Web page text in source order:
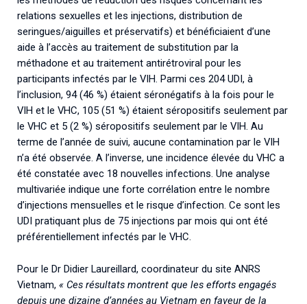
relations sexuelles et les injections, distribution de
seringues/aiguilles et préservatifs) et bénéficiaient d’une
aide à l’accès au traitement de substitution par la
méthadone et au traitement antirétroviral pour les
participants infectés par le VIH. Parmi ces 204 UDI, à
l’inclusion, 94 (46 %) étaient séronégatifs à la fois pour le
VIH et le VHC, 105 (51 %) étaient séropositifs seulement par
le VHC et 5 (2 %) séropositifs seulement par le VIH. Au
terme de l’année de suivi, aucune contamination par le VIH
n’a été observée. A l’inverse, une incidence élevée du VHC a
été constatée avec 18 nouvelles infections. Une analyse
multivariée indique une forte corrélation entre le nombre
d’injections mensuelles et le risque d’infection. Ce sont les
UDI pratiquant plus de 75 injections par mois qui ont été
préférentiellement infectés par le VHC.
Pour le Dr Didier Laureillard, coordinateur du site ANRS
Vietnam, « Ces résultats montrent que les efforts engagés
depuis une dizaine d’années au Vietnam en faveur de la